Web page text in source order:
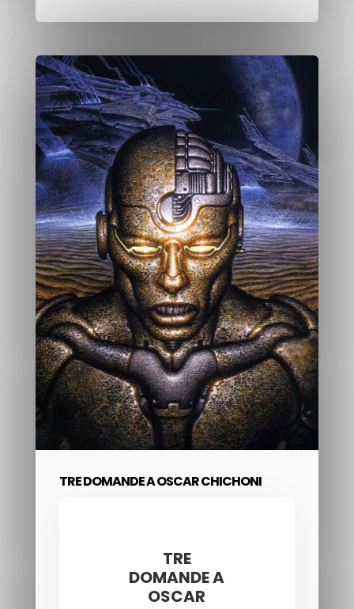
TRE DOMANDE A OSCAR CHICHONI
TRE
DOMANDE A
OSCAR